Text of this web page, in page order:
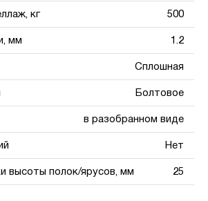
кг 500
мм 1.2
Сплошная
Болтовое
в разобранном виде
Нет
высоты полок/ярусов, мм 25